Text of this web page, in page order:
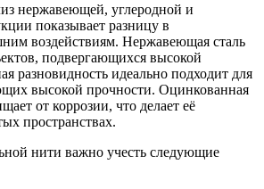
нержавеющей, углеродной и
показывает разницу в
воздействиям. Нержавеющая сталь
подвергающихся высокой
разновидность идеально подходит для
высокой прочности. Оцинкованная
от коррозии, что делает её
пространствах.
нити важно учесть следующие